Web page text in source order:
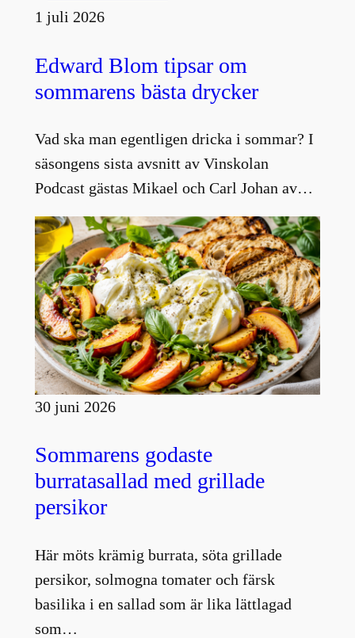
1 juli 2026
Edward Blom tipsar om
sommarens bästa drycker
Vad ska man egentligen dricka i sommar? I
säsongens sista avsnitt av Vinskolan
Podcast gästas Mikael och Carl Johan av…
30 juni 2026
Sommarens godaste
burratasallad med grillade
persikor
Här möts krämig burrata, söta grillade
persikor, solmogna tomater och färsk
basilika i en sallad som är lika lättlagad
som…